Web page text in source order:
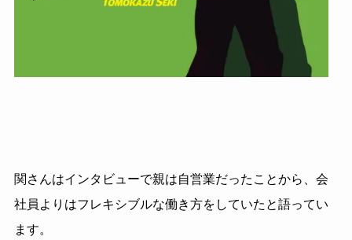
関さんはインタビューで親は自営業だったことから、会
社員よりはフレキシブルな働き方をしていたと語ってい
ます。